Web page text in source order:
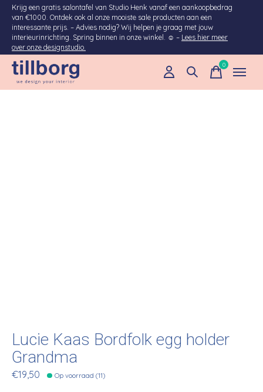
Krijg een gratis salontafel van Studio Henk vanaf een aankoopbedrag
van €1000. Ontdek ook al onze mooiste sale producten aan een
interessante prijs. – Advies nodig? Wij helpen je graag met jouw
interieurinrichting. Spring binnen in onze winkel. ☺ – Lees hier meer
over onze designstudio.
0items
Lucie Kaas Bordfolk egg holder
Grandma
€19,50 Op voorraad (11)